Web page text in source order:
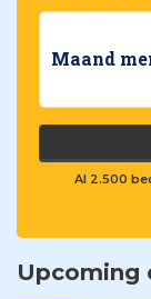
Maand
Al 2.500
Upcoming